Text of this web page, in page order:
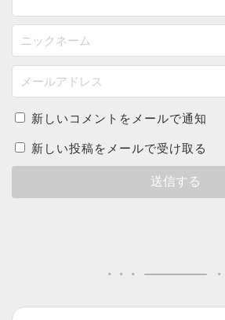
新しいコメントをメールで通知
新しい投稿をメールで受け取る